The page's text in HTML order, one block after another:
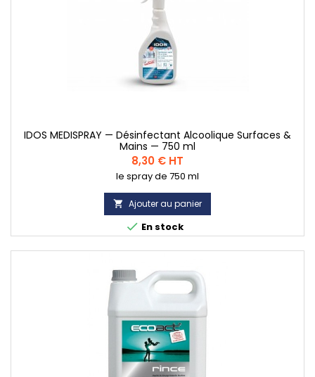
(1 avis)
IDOS MEDISPRAY — Désinfectant Alcoolique Surfaces &
Mains — 750 ml
Prix
8,30 € HT
le spray de 750 ml
 Ajouter au panier
 En stock